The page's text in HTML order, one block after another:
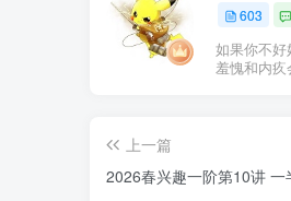
603
如果你不好
羞愧和内疚
上一篇
2026春兴趣一阶第10讲 一